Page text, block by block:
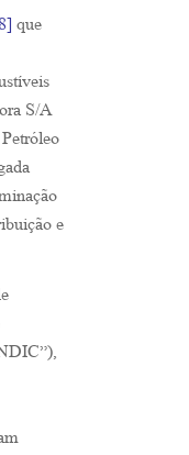
que
S/A
e